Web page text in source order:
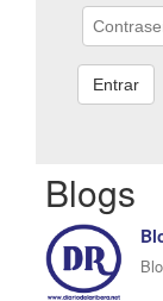
Blogs